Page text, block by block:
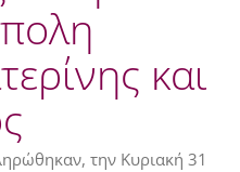
και
την Κυριακή 31